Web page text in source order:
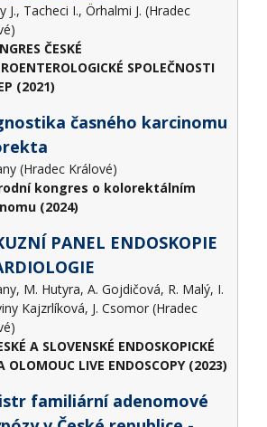
J., Tacheci I., Örhalmi J. (Hradec
ČESKÉ
SPOLEČNOSTI
(2021)
časného karcinomu
(Hradec Králové)
kongres o kolorektálním
(2024)
PANEL ENDOSKOPIE
M. Hutyra, A. Gojdičová, R. Malý, I.
Kajzrlíková, J. Csomor (Hradec
A SLOVENSKÉ ENDOSKOPICKÉ
OLOMOUC LIVE ENDOSCOPY (2023)
familiární adenomové